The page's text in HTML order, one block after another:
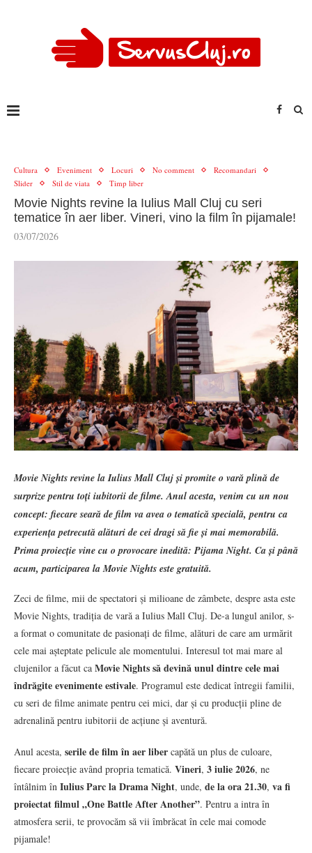
Cultura Eveniment Locuri No comment
Recomandari
Slider
Stil de viata Timp liber
Movie Nights revine la Iulius Mall Cluj cu seri
tematice în aer liber. Vineri, vino la film în pijamale!
03/07/2026
Movie Nights revine la Iulius Mall Cluj și promite o vară plină de
surprize pentru toți iubitorii de filme. Anul acesta, venim cu un nou
concept: fiecare seară de film va avea o tematică specială, pentru ca
experiența petrecută alături de cei dragi să fie și mai memorabilă.
Prima proiecție vine cu o provocare inedită: Pijama Night. Ca și până
acum, participarea la Movie Nights este gratuită.
Zeci de filme, mii de spectatori și milioane de zâmbete, despre asta este
Movie Nights, tradiția de vară a Iulius Mall Cluj. De-a lungul anilor, s-
a format o comunitate de pasionați de filme, alături de care am urmărit
cele mai așteptate pelicule ale momentului. Interesul tot mai mare al
clujenilor a făcut ca Movie Nights să devină unul dintre cele mai
îndrăgite evenimente estivale. Programul este dedicat întregii familii,
cu seri de filme animate pentru cei mici, dar și cu producții pline de
adrenalină pentru iubitorii de acțiune și aventură.
Anul acesta, serile de film în aer liber capătă un plus de culoare,
fiecare proiecție având propria tematică. Vineri, 3 iulie 2026, ne
întâlnim în Iulius Parc la Drama Night, unde, de la ora 21.30, va fi
proiectat filmul „One Battle After Another”. Pentru a intra în
atmosfera serii, te provocăm să vii îmbrăcat în cele mai comode
pijamale!